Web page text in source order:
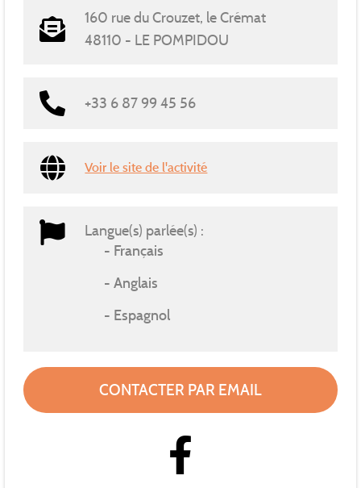
160 rue du Crouzet, le Crémat
48110 - LE POMPIDOU
+33 6 87 99 45 56
Voir le site de l'activité
Langue(s) parlée(s) :
Français
Anglais
Espagnol
CONTACTER PAR EMAIL